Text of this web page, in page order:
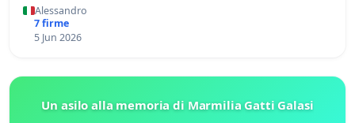
Alessandro
7 firme
5 Jun 2026
Un asilo alla memoria di Marmilia Gatti Galasi